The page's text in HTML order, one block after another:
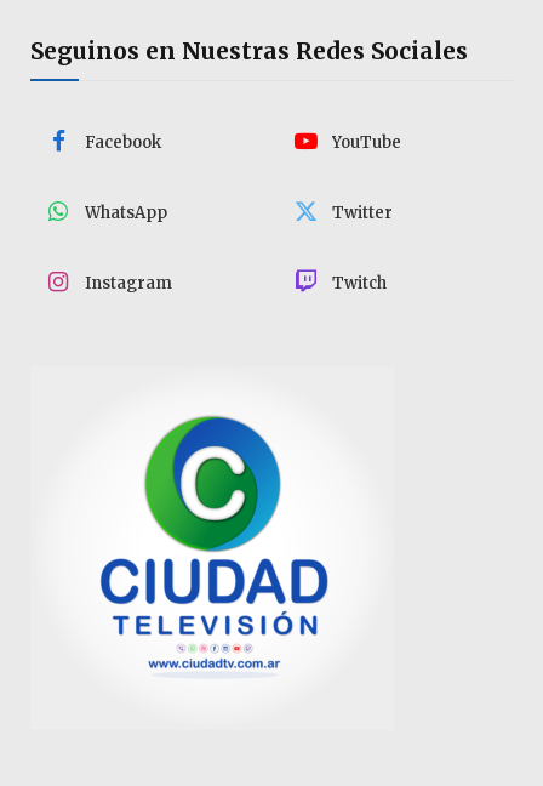
Seguinos en Nuestras Redes Sociales
Facebook YouTube
WhatsApp Twitter
Instagram Twitch